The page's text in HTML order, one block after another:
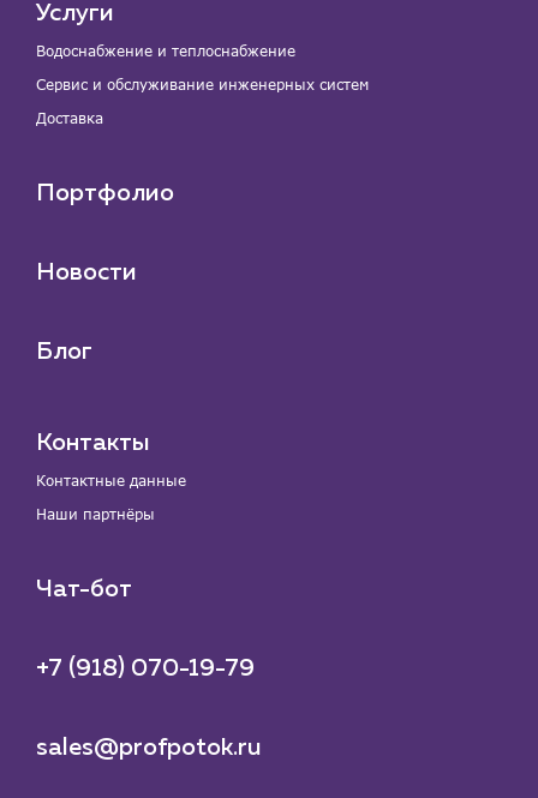
Услуги
Водоснабжение и теплоснабжение
Сервис и обслуживание инженерных систем
Доставка
Портфолио
Новости
Блог
Контакты
Контактные данные
Наши партнёры
Чат-бот
+7 (918) 070-19-79
sales@profpotok.ru